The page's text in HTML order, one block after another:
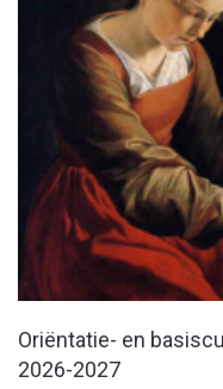
Oriëntatie- en
2026-2027